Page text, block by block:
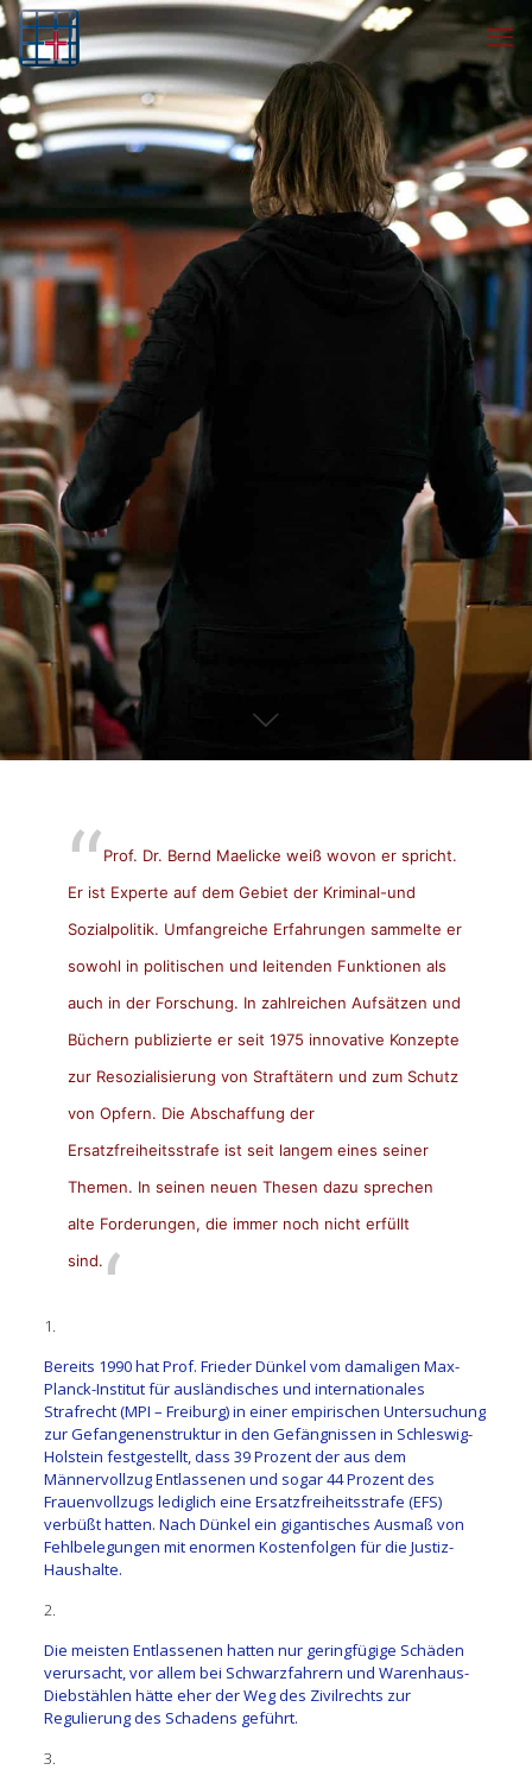
Prof. Dr. Bernd Maelicke weiß wovon er spricht.
Er ist Experte auf dem Gebiet der Kriminal-und
Sozialpolitik. Umfangreiche Erfahrungen sammelte er
sowohl in politischen und leitenden Funktionen als
auch in der Forschung. In zahlreichen Aufsätzen und
Büchern publizierte er seit 1975 innovative Konzepte
zur Resozialisierung von Straftätern und zum Schutz
von Opfern. Die Abschaffung der
Ersatzfreiheitsstrafe ist seit langem eines seiner
Themen. In seinen neuen Thesen dazu sprechen
alte Forderungen, die immer noch nicht erfüllt
sind.
1.
Bereits 1990 hat Prof. Frieder Dünkel vom damaligen Max-
Planck-Institut für ausländisches und internationales
Strafrecht (MPI – Freiburg) in einer empirischen Untersuchung
zur Gefangenenstruktur in den Gefängnissen in Schleswig-
Holstein festgestellt, dass 39 Prozent der aus dem
Männervollzug Entlassenen und sogar 44 Prozent des
Frauenvollzugs lediglich eine Ersatzfreiheitsstrafe (EFS)
verbüßt hatten. Nach Dünkel ein gigantisches Ausmaß von
Fehlbelegungen mit enormen Kostenfolgen für die Justiz-
Haushalte.
2.
Die meisten Entlassenen hatten nur geringfügige Schäden
verursacht, vor allem bei Schwarzfahrern und Warenhaus-
Diebstählen hätte eher der Weg des Zivilrechts zur
Regulierung des Schadens geführt.
3.